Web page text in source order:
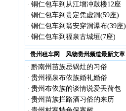
· 铜仁包车到从江增冲鼓楼12座
· 铜仁包车到贵定凭虚洞(59座)
· 铜仁包车到翁安穿洞瀑布(39座)
· 铜仁包车到福泉古城垣(7座)
贵州租车网—风物贵州频道最新文章
· 黔南州苗族忌锅灶的习俗
· 贵州福泉布依族婚礼婚俗
· 贵州布依族的谈情说爱丢荷包
· 贵州苗族拦路酒习俗的来历